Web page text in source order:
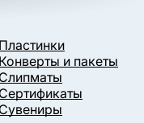
Пластинки
Конверты и пакеты
Слипматы
Сертификаты
Сувениры